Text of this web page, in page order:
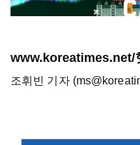
www.koreatimes.net/
조휘빈 기자